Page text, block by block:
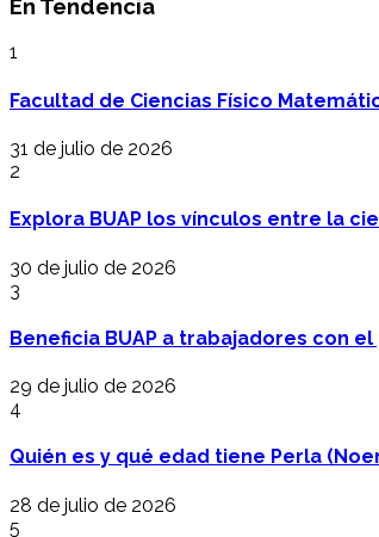
En Tendencia
1
Facultad de Ciencias Físico
31 de julio de 2026
2
Explora BUAP los vínculos entre la
30 de julio de 2026
3
Beneficia BUAP a trabajadores con el
29 de julio de 2026
4
Quién es y qué edad tiene Perla
28 de julio de 2026
5